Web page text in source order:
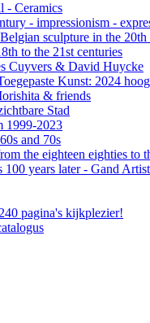
- Ceramics
- impressionism -
sculpture in the 20th
to the 21st centuries
Cuyvers & David Huycke
Kunst: 2024
& friends
Stad
1999-2023
and 70s
the eighteen eighties to
years later - Gand
pagina's kijkplezier!